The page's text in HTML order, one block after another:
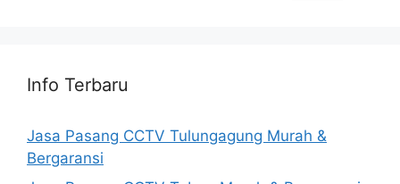
Info Terbaru
Jasa Pasang CCTV Tulungagung Murah &
Bergaransi